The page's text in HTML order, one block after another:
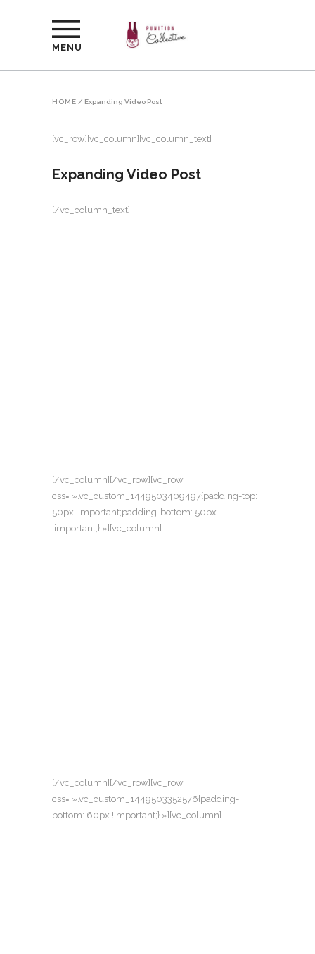
MENU
HOME / Expanding Video Post
[vc_row][vc_column][vc_column_text]
Expanding Video Post
[/vc_column_text]
[/vc_column][/vc_row][vc_row
css= ».vc_custom_1449503409497{padding-top:
50px !important;padding-bottom: 50px
!important;} »][vc_column]
[/vc_column][/vc_row][vc_row
css= ».vc_custom_1449503352576{padding-
bottom: 60px !important;} »][vc_column]